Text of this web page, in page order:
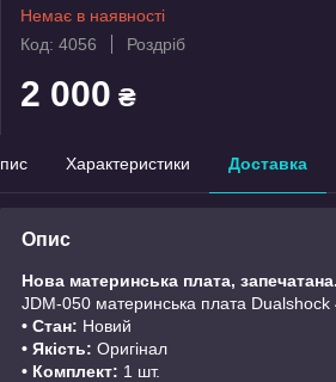
Немає в наявності
Код: 4056
Роздріб
2 000 ₴
Характеристики Доставка
Опис
Нова материнська плата, запечатана.
JDM-050 материнська плата Dualshock
• Стан: Новий
• Якість: Оригінал
• Комплект: 1 шт.